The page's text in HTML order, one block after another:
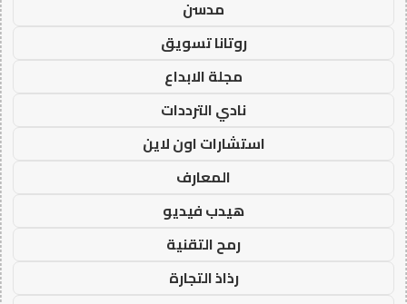
مدسن
روتانا تسويق
مجلة الابداع
نادي الترددات
استشارات اون لاين
المعارف
هيدب فيديو
رمح التقنية
رذاذ التجارة